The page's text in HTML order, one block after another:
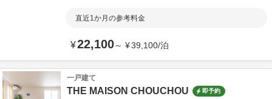
直近1か月の参考料金
¥22,100～ ¥39,100/泊
一戸建て
THE MAISON CHOUCHOU 即予約